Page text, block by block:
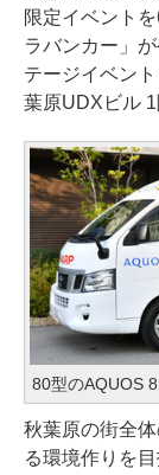
限定イベント
ラバンカー」
テージイベン
葉原UDXビル 1
80型のAQUOS
秋葉原の街全
る環境作りを